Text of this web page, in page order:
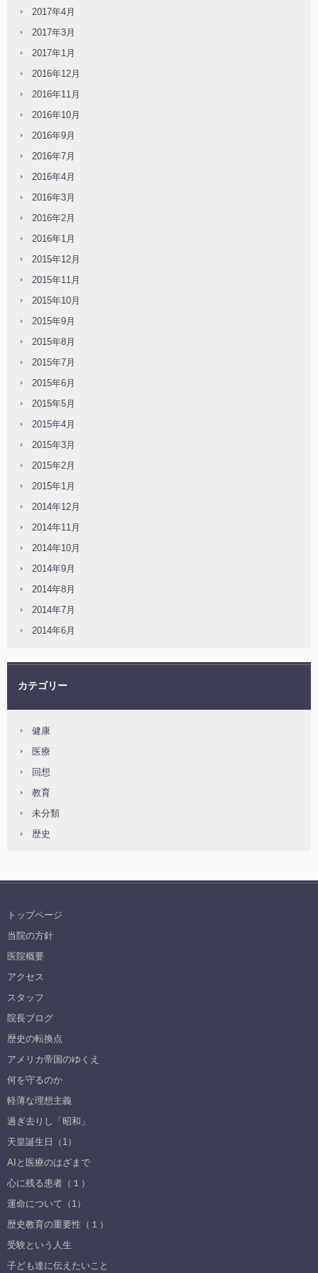
2017年4月
2017年3月
2017年1月
2016年12月
2016年11月
2016年10月
2016年9月
2016年7月
2016年4月
2016年3月
2016年2月
2016年1月
2015年12月
2015年11月
2015年10月
2015年9月
2015年8月
2015年7月
2015年6月
2015年5月
2015年4月
2015年3月
2015年2月
2015年1月
2014年12月
2014年11月
2014年10月
2014年9月
2014年8月
2014年7月
2014年6月
カテゴリー
健康
医療
回想
教育
未分類
歴史
トップページ
当院の方針
医院概要
アクセス
スタッフ
院長ブログ
歴史の転換点
アメリカ帝国のゆくえ
何を守るのか
軽薄な理想主義
過ぎ去りし「昭和」
天皇誕生日（1）
AIと医療のはざまで
心に残る患者（１）
運命について（1）
歴史教育の重要性（１）
受験という人生
子ども達に伝えたいこと